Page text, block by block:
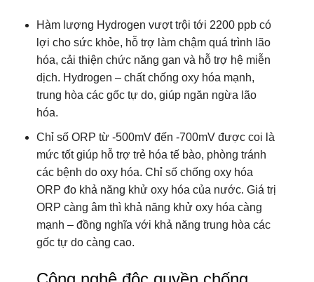
Hàm lượng Hydrogen vượt trội tới 2200 ppb có
lợi cho sức khỏe, hỗ trợ làm chậm quá trình lão
hóa, cải thiện chức năng gan và hỗ trợ hệ miễn
dịch. Hydrogen – chất chống oxy hóa mạnh,
trung hòa các gốc tự do, giúp ngăn ngừa lão
hóa.
Chỉ số ORP từ -500mV đến -700mV được coi là
mức tốt giúp hỗ trợ trẻ hóa tế bào, phòng tránh
các bệnh do oxy hóa. Chỉ số chống oxy hóa
ORP đo khả năng khử oxy hóa của nước. Giá trị
ORP càng âm thì khả năng khử oxy hóa càng
mạnh – đồng nghĩa với khả năng trung hòa các
gốc tự do càng cao.